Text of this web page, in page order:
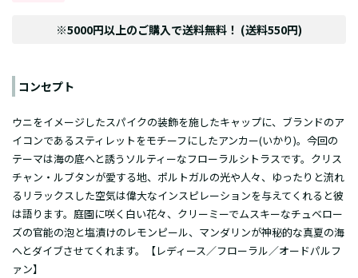
※5000円以上のご購入で送料無料！ (送料550円)
コンセプト
ウニをイメージしたスパイクの装飾を施したキャップに、ブランドのア
イコンであるスティレットをモチーフにしたアンカー(いかり)。今回の
テーマは海の底へと誘うソルティーなフローラルシトラスです。クリス
チャン・ルブタンが愛する地、ポルトガルの光や人々、ゆったりと流れ
るリラックスした空気は偉大なインスピレーションを与えてくれると彼
は語ります。庭園に咲く白い花々、クリーミーでムスキーなチュベロー
ズの官能の泡と塩漬けのレモンピール、マンダリンが神秘的な真夏の海
へとダイブさせてくれます。【レディース／フローラル／オードパルフ
ァン】